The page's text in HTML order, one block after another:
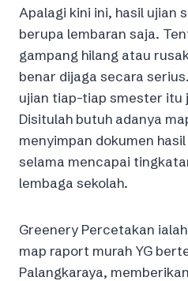
Apalagi kini ini, hasil ujian
berupa lembaran saja.
gampang hilang atau
benar dijaga secara
ujian tiap-tiap smester itu
Disitulah butuh adanya
menyimpan dokumen
selama mencapai
lembaga sekolah.
Greenery Percetakan
map raport murah YG
Palangkaraya,